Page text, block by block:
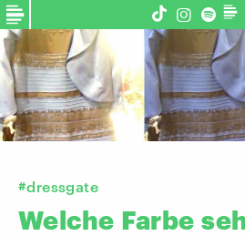
#dressgate
Welche Farbe